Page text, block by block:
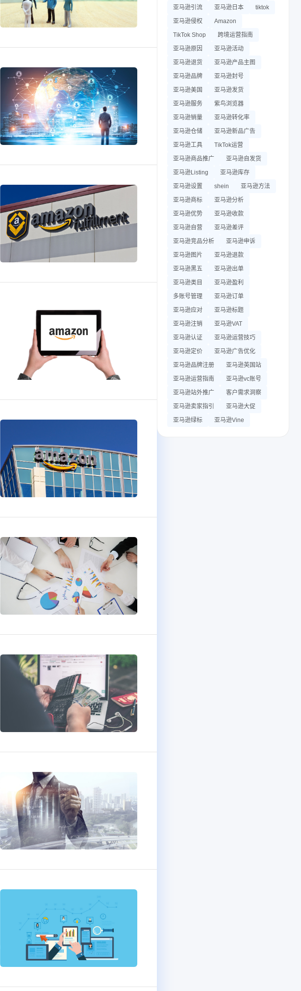
亚马逊引流
亚马逊日本
tiktok
亚马逊侵权
Amazon
TikTok Shop
跨境运营指南
亚马逊原因
亚马逊活动
亚马逊退货
亚马逊产品主图
亚马逊品牌
亚马逊封号
亚马逊美国
亚马逊发货
亚马逊服务
紫鸟浏览器
亚马逊销量
亚马逊转化率
亚马逊仓储
亚马逊新品广告
亚马逊工具
TikTok运营
亚马逊商品推广
亚马逊自发货
亚马逊Listing
亚马逊库存
亚马逊设置
shein
亚马逊方法
亚马逊商标
亚马逊分析
亚马逊优势
亚马逊收款
亚马逊自营
亚马逊差评
亚马逊竞品分析
亚马逊申诉
亚马逊图片
亚马逊退款
亚马逊黑五
亚马逊出单
亚马逊类目
亚马逊盈利
多账号管理
亚马逊订单
亚马逊应对
亚马逊标题
亚马逊注销
亚马逊VAT
亚马逊认证
亚马逊运营技巧
亚马逊定价
亚马逊广告优化
亚马逊品牌注册
亚马逊英国站
亚马逊运营指南
亚马逊vc账号
亚马逊站外推广
客户需求洞察
亚马逊卖家指引
亚马逊大促
亚马逊绿标
亚马逊Vine